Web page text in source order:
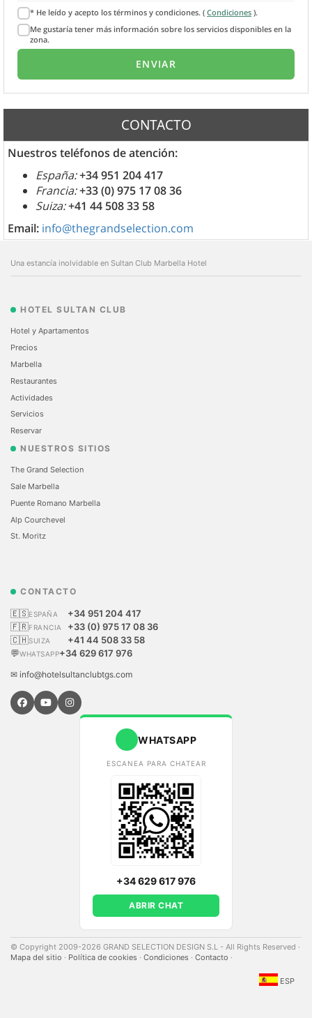
* He leído y acepto los términos y condiciones. ( Condiciones ).
Me gustaría tener más información sobre los servicios disponibles en la
zona.
CONTACTO
Nuestros teléfonos de atención:
España:+34 951 204 417
Francia:+33 (0) 975 17 08 36
Suiza:+41 44 508 33 58
Email: info@thegrandselection.com
Una estancía inolvidable en Sultan Club Marbella Hotel
HOTEL SULTAN CLUB
Hotel y Apartamentos
Precios
Marbella
Restaurantes
Actividades
Servicios
Reservar
NUESTROS SITIOS
The Grand Selection
Sale Marbella
Puente Romano Marbella
Alp Courchevel
St. Moritz
CONTACTO
🇪🇸ESPAÑA
+34 951 204 417
🇫🇷FRANCIA
+33 (0) 975 17 08 36
🇨🇭SUIZA
+41 44 508 33 58
💬WHATSAPP+34 629 617 976
✉ info@hotelsultanclubtgs.com
WHATSAPP
ESCANEA PARA CHATEAR
+34 629 617 976
ABRIR CHAT
© Copyright 2009-2026 GRAND SELECTION DESIGN S.L - All Rights Reserved ·
Mapa del sitio · Política de cookies · Condiciones · Contacto ·
ESP